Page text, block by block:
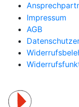
Impressum
AGB